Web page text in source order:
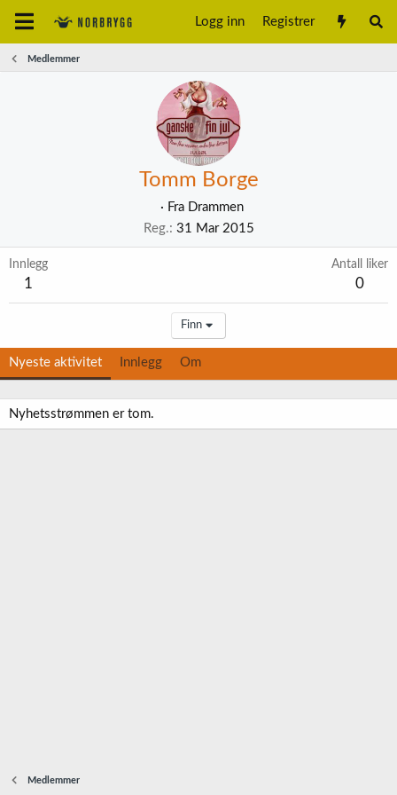
Logg inn Registrer
Medlemmer
Tomm Borge
· Fra Drammen
Reg. 31 Mar 2015
Innlegg
1
Antall liker
0
Finn
Nyeste aktivitet Innlegg Om
Nyhetsstrømmen er tom.
Medlemmer